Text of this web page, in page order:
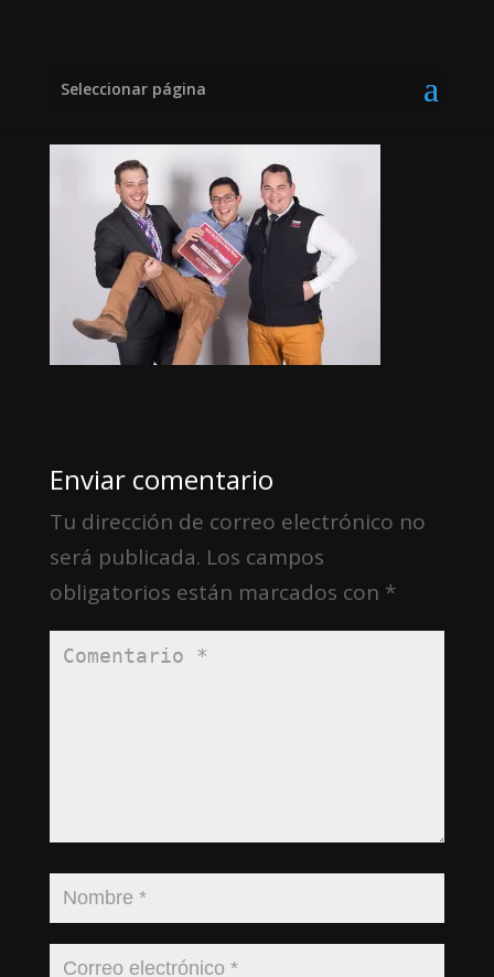
Seleccionar página
cdmx1-large28
Enviar comentario
Tu dirección de correo electrónico no
será publicada. Los campos
obligatorios están marcados con *